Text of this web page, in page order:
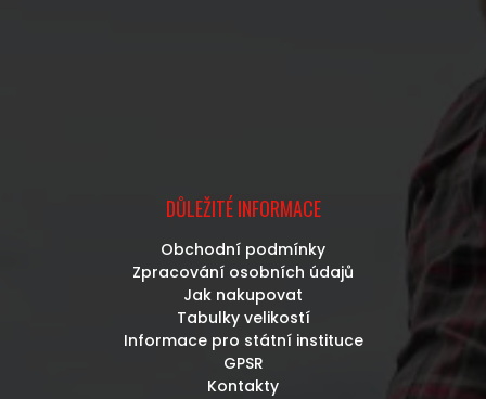
DŮLEŽITÉ INFORMACE
Obchodní podmínky
Zpracování osobních údajů
Jak nakupovat
Tabulky velikostí
Informace pro státní instituce
GPSR
Kontakty